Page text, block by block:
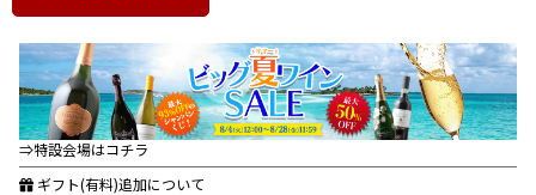
⇒特設会場はコチラ
ギフト(有料)追加について